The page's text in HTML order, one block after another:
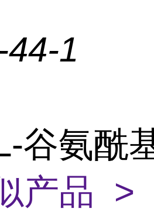
1
谷氨酰
产品 >